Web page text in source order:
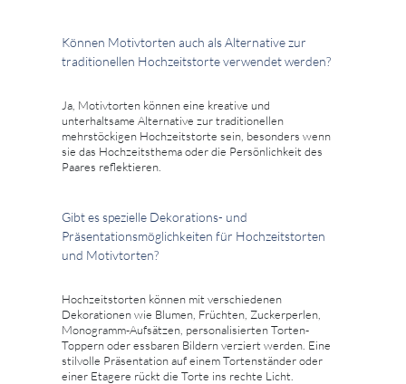
Können Motivtorten auch als Alternative zur
traditionellen Hochzeitstorte verwendet werden?
Ja, Motivtorten können eine kreative und
unterhaltsame Alternative zur traditionellen
mehrstöckigen Hochzeitstorte sein, besonders wenn
sie das Hochzeitsthema oder die Persönlichkeit des
Paares reflektieren.
Gibt es spezielle Dekorations- und
Präsentationsmöglichkeiten für Hochzeitstorten
und Motivtorten?
Hochzeitstorten können mit verschiedenen
Dekorationen wie Blumen, Früchten, Zuckerperlen,
Monogramm-Aufsätzen, personalisierten Torten-
Toppern oder essbaren Bildern verziert werden. Eine
stilvolle Präsentation auf einem Tortenständer oder
einer Etagere rückt die Torte ins rechte Licht.